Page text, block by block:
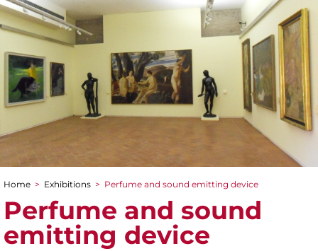
You are here
Home > Exhibitions > Perfume and sound emitting device
Perfume and sound
emitting device